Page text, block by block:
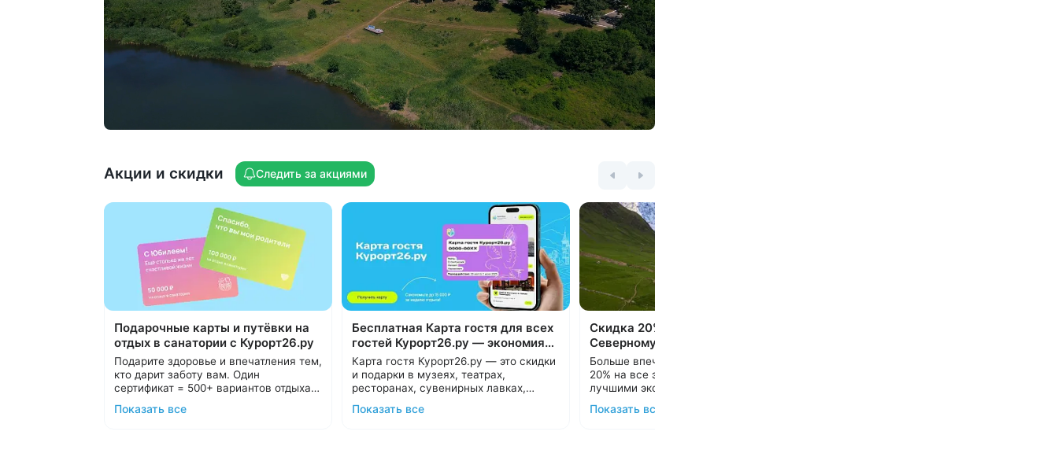
концерты, кинопоказы,
интеллектуальные и развлекательные
игры, мастер-классы, бильярд
Здоровое движение ежедневно:
плавание, ЛФК, аквааэробика, йога,
скандинавская ходьба, настольный
терренкур 4 км. Работает прокат
велосипедов и самокатов
болевые ощущения, снимает стресс
и способствует глубокому сну
Спа и косметология: марокканский
массаж, 3D-лифтинг, сухой пилинг,
обертывания, кедровая бочка
и инфракрасная сауна.
В 2022 году в санатории проведена
Акции и скидки Следить за акциями
Подарочные карты и путёвки на
отдых в санатории с Курорт26.ру
Подарите здоровье и впечатления тем,
кто дарит заботу вам. Один
сертификат = 500+ вариантов отдыха в
санаториях Кавминвод и России.
Выбирайте удобный формат:
10 000 ₽.
Показать все
Бесплатная Карта гостя для всех
гостей Курорт26.ру — экономия
до 15000 ₽
Карта гостя Курорт26.ру — это скидки
и подарки в музеях, театрах,
ресторанах, сувенирных лавках,
магазинах Кавминвод. Всего более 30
предложений, список которых
Дарим карту всем гостям при
бронировании санаториев и отелей в
Показать все
Скидка 20% на все экскурсии по
Северному Кавказу
Больше впечатлений! Дарим скидку
20% на все экскурсии по Кавказу с
лучшими экскурсионными бюро
Кавминвод. Более 20 направлений и
самые красивые места России.
Подробнее об акции
С теплом и заботой, Курорт26.ру
Показать все